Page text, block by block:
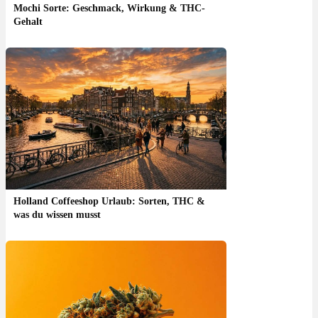
Mochi Sorte: Geschmack, Wirkung & THC-
Gehalt
Holland Coffeeshop Urlaub: Sorten, THC &
was du wissen musst